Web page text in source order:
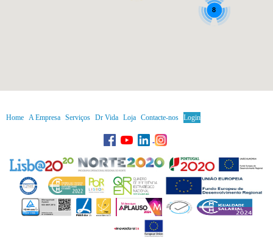
8
Home A Empresa Serviços Dr Vida Loja Contacte-nos Login